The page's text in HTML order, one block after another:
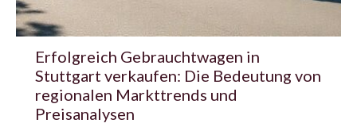
Erfolgreich Gebrauchtwagen in
Stuttgart verkaufen: Die Bedeutung von
regionalen Markttrends und
Preisanalysen